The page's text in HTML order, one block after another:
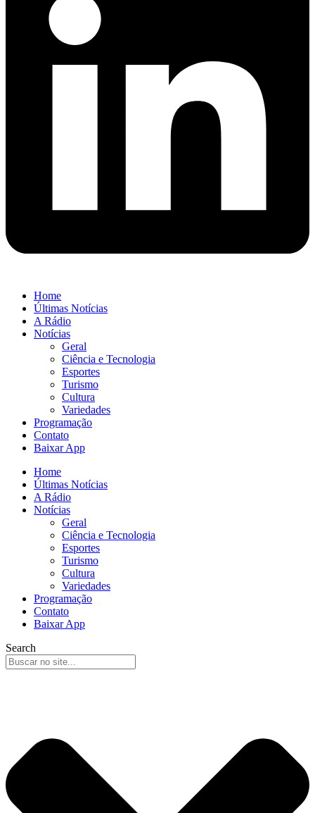
Home
Últimas Notícias
A Rádio
Notícias
Geral
Ciência e Tecnologia
Esportes
Turismo
Cultura
Variedades
Programação
Contato
Baixar App
Home
Últimas Notícias
A Rádio
Notícias
Geral
Ciência e Tecnologia
Esportes
Turismo
Cultura
Variedades
Programação
Contato
Baixar App
Search